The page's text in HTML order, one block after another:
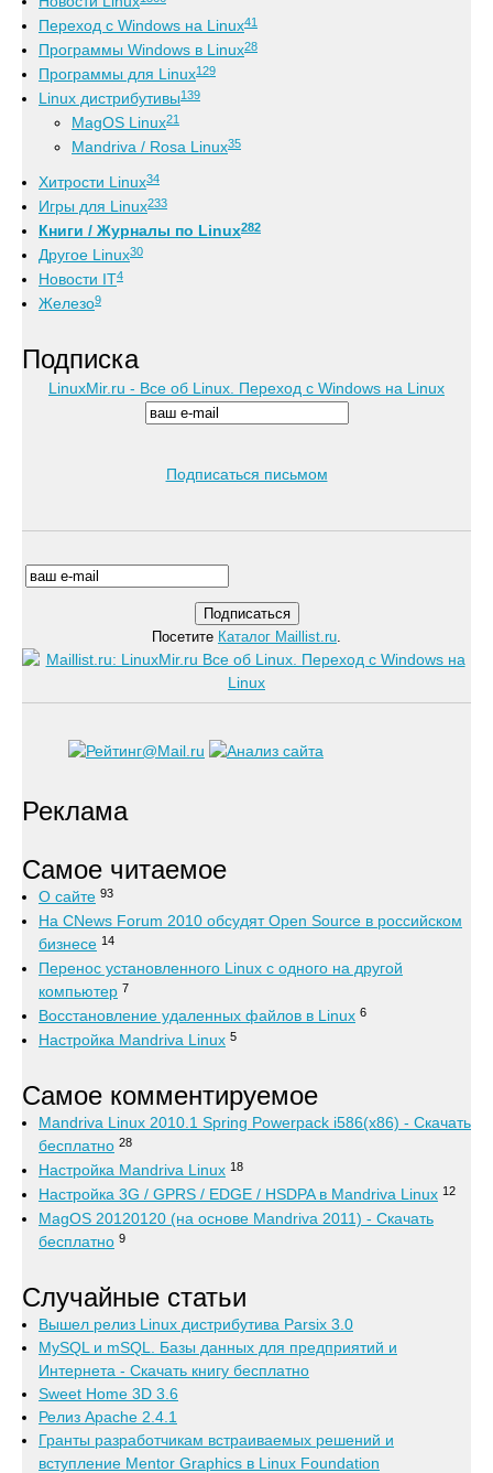
Переход с Windows на Linux41
Программы Windows в Linux28
Программы для Linux129
Linux дистрибутивы139
MagOS Linux21
Mandriva / Rosa Linux35
Хитрости Linux34
Игры для Linux233
Книги / Журналы по Linux282
Другое Linux30
Новости IT4
Железо9
Подписка
LinuxMir.ru - Все об Linux. Переход с Windows на Linux
Подписаться письмом
Посетите Каталог Maillist.ru.
Реклама
Самое читаемое
О сайте 93
На CNews Forum 2010 обсудят Open Source в российском
бизнесе 14
Перенос установленного Linux с одного на другой
компьютер 7
Восстановление удаленных файлов в Linux 6
Настройка Mandriva Linux 5
Самое комментируемое
Mandriva Linux 2010.1 Spring Powerpack i586(x86) - Скачать
бесплатно 28
Настройка Mandriva Linux 18
Настройка 3G / GPRS / EDGE / HSDPA в Mandriva Linux 12
MagOS 20120120 (на основе Mandriva 2011) - Скачать
бесплатно 9
Случайные статьи
Вышел релиз Linux дистрибутива Parsix 3.0
MySQL и mSQL. Базы данных для предприятий и
Интернета - Скачать книгу бесплатно
Sweet Home 3D 3.6
Релиз Apache 2.4.1
Гранты разработчикам встраиваемых решений и
вступление Mentor Graphics в Linux Foundation